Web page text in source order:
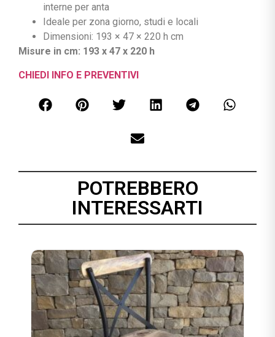
interne per anta
Ideale per zona giorno, studi e locali
Dimensioni: 193 × 47 × 220 h cm
Misure in cm: 193 x 47 x 220 h
CHIEDI INFO E PREVENTIVI
POTREBBERO
INTERESSARTI